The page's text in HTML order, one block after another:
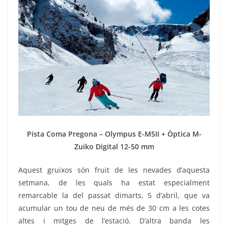
Pista Coma Pregona – Olympus E-M5II + Òptica M-
Zuiko Digital 12-50 mm
Aquest gruixos són fruit de les nevades d’aquesta
setmana, de les quals ha estat especialment
remarcable la del passat dimarts, 5 d’abril, que va
acumular un tou de neu de més de 30 cm a les cotes
altes i mitges de l’estació. D’altra banda les